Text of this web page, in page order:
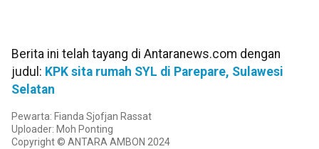
Berita ini telah tayang di Antaranews.com dengan
judul: KPK sita rumah SYL di Parepare, Sulawesi
Selatan
Pewarta: Fianda Sjofjan Rassat
Uploader: Moh Ponting
Copyright © ANTARA AMBON 2024